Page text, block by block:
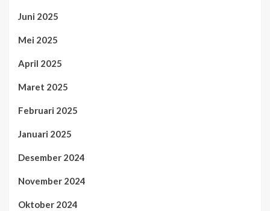
Juni 2025
Mei 2025
April 2025
Maret 2025
Februari 2025
Januari 2025
Desember 2024
November 2024
Oktober 2024